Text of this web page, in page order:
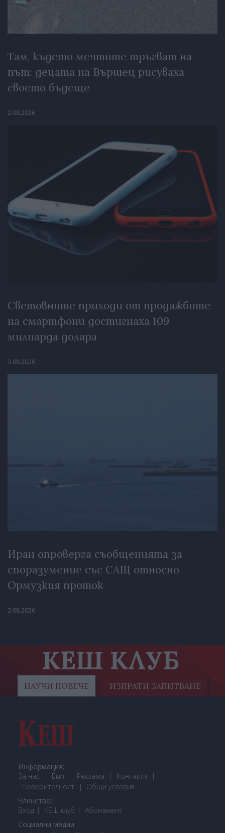
Там, където мечтите тръгват на
път: децата на Вършец рисуваха
своето бъдеще
2.08.2026
Световните приходи от продажбите
на смартфони достигнаха 109
милиарда долара
3.08.2026
Иран опроверга съобщенията за
споразумение със САЩ относно
Ормузкия проток
2.08.2026
КЕШ КЛУБ
НАУЧИ ПОВЕЧЕ ИЗПРАТИ ЗАПИТВАНЕ
Информация:
За нас
Екип Реклама
Контакти
Поверителност
Общи условия
Членство:
Вход
КЕШ клуб Абонамент
Социални медии